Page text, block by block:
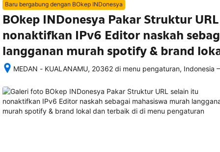
Baru bergabung dengan BOkep INDonesya
BOkep INDonesya Pakar Struktur
nonaktifkan IPv6 Editor naskah
langganan murah spotify & brand
MEDAN - KUALANAMU, 20362 di menu pengaturan, Indonesia
memesan,
semua
rincian
akomodasi
–